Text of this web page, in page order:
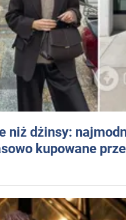
niż dżinsy:
kupowane